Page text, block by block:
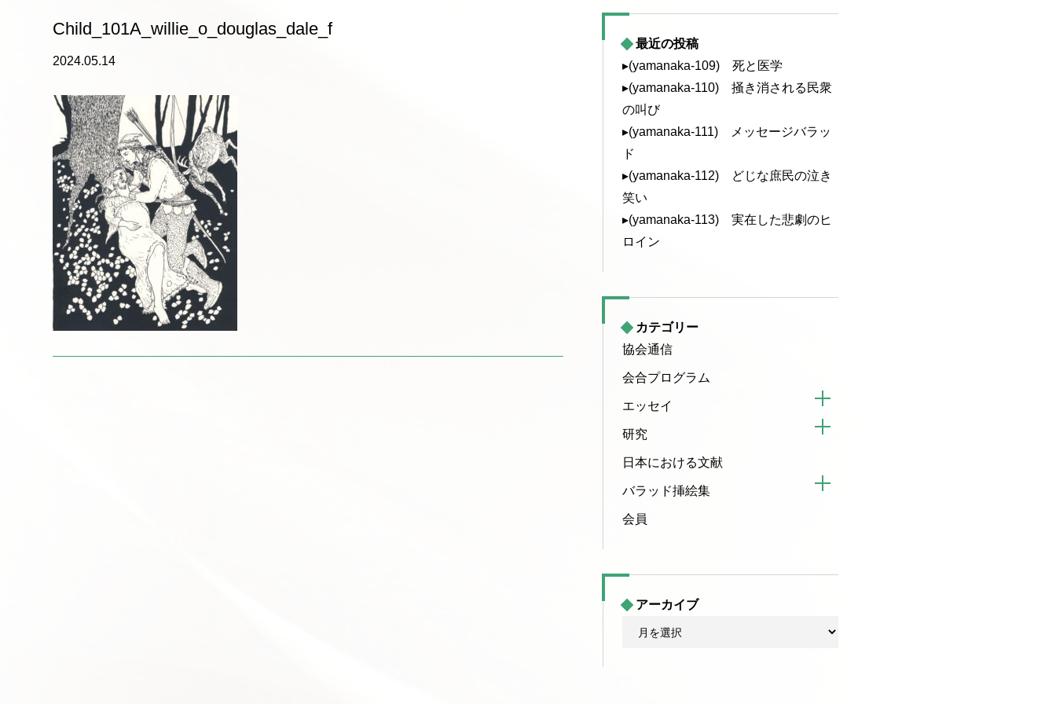
Child_101A_willie_o_douglas_dale_f
2024.05.14
最近の投稿
▸(yamanaka-109) 死と医学
▸(yamanaka-110) 掻き消される民衆
の叫び
▸(yamanaka-111) メッセージバラッ
ド
▸(yamanaka-112) どじな庶民の泣き
笑い
▸(yamanaka-113) 実在した悲劇のヒ
ロイン
カテゴリー
協会通信
会合プログラム
エッセイ
研究
日本における文献
バラッド挿絵集
会員
アーカイブ